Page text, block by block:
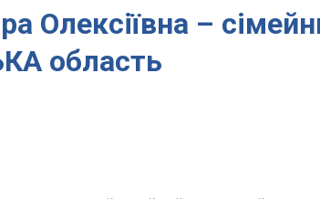
Олексіївна –
область